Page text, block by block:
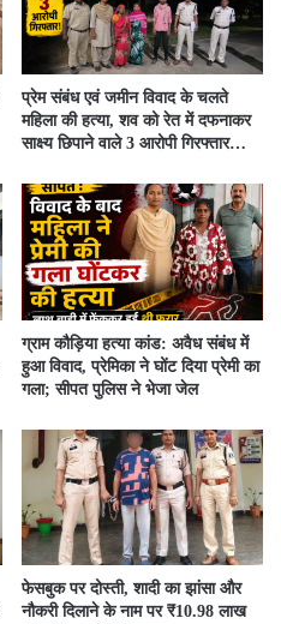
प्रेम संबंध एवं जमीन विवाद के चलते
महिला की हत्या, शव को रेत में दफनाकर
साक्ष्य छिपाने वाले 3 आरोपी गिरफ्तार…
ग्राम कौड़िया हत्या कांड: अवैध संबंध में
हुआ विवाद, प्रेमिका ने घोंट दिया प्रेमी का
गला; सीपत पुलिस ने भेजा जेल
फेसबुक पर दोस्ती, शादी का झांसा और
नौकरी दिलाने के नाम पर ₹10.98 लाख